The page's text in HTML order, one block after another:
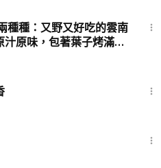
種種：又野又好吃的雲南
原味，包著葉子烤滿是
又幹淨，就是吃一口自